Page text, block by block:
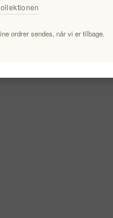
ordrer sendes, når vi er tilbage.